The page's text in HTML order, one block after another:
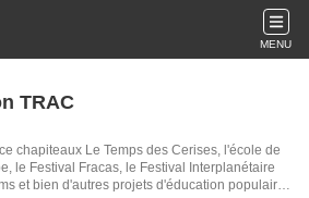
MENU
TRAC
le Festival Fracas, le Festival Interplanétaire
et bien d'autres projets d'éducation populaire